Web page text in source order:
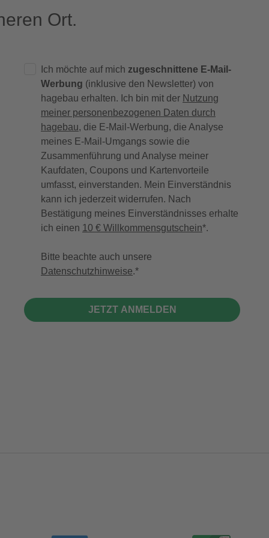
Ort.
Ich möchte auf mich zugeschnittene E-Mail-
Werbung (inklusive den Newsletter) von
hagebau erhalten. Ich bin mit der Nutzung
meiner personenbezogenen Daten durch
hagebau, die E-Mail-Werbung, die Analyse
meines E-Mail-Umgangs sowie die
Zusammenführung und Analyse meiner
Kaufdaten, Coupons und Kartenvorteile
umfasst, einverstanden. Mein Einverständnis
kann ich jederzeit widerrufen. Nach
Bestätigung meines Einverständnisses erhalte
ich einen 10 € Willkommensgutschein*.
Bitte beachte auch unsere
Datenschutzhinweise.
JETZT ANMELDEN